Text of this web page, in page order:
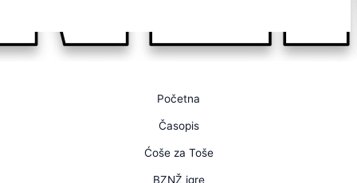
Početna
Časopis
Ćoše za Toše
BZNŽ igre